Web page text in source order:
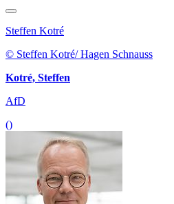
Steffen Kotré
© Steffen Kotré/ Hagen Schnauss
Kotré, Steffen
AfD
()